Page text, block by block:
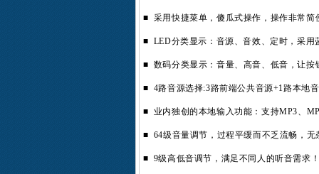
■ 采用快捷菜单，傻瓜式操作，操作非常简
■ LED分类显示：音源、音效、定时，采用
■ 数码分类显示：音量、高音、低音，让按
■ 4路音源选择:3路前端公共音源+1路本地
■ 业内独创的本地输入功能：支持MP3、
■ 64级音量调节，过程平缓而不乏流畅，
■ 9级高低音调节，满足不同人的听音需求